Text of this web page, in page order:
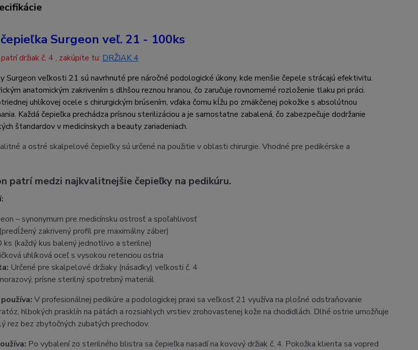
Surgeon veľ. 21 - 100ks
držiak č. 4 , zakúpite tu: DRŽIAK 4
Surgeon veľkosti 21 sú navrhnuté pre náročné podologické úkony, kde menšie čepele strácajú efektivitu.
anatomickým zakrivením s dlhšou reznou hranou, čo zaručuje rovnomerné rozloženie tlaku pri práci.
uhlíkovej ocele s chirurgickým brúsením, vďaka čomu kĺžu po zmäkčenej pokožke s absolútnou
Každá čepieľka prechádza prísnou sterilizáciou a je samostatne zabalená, čo zabezpečuje dodržanie
štandardov v medicínskych a beauty zariadeniach.
a ostré skalpelové čepieľky sú určené na použitie v oblasti chirurgie. Vhodné pre pedikérske a
patrí medzi najkvalitnejšie čepieľky na pedikúru.
– synonymum pre medicínsku ostrosť a spoľahlivosť
zakrivený profil pre maximálny záber)
ks (každý kus balený jednotlivo a sterilne)
uhlíková oceľ s vysokou retenciou ostria
Určené pre skalpelové držiaky (násadky) veľkosti č. 4
prísne sterilný spotrebný materiál
V profesionálnej pedikúre a podologickej praxi sa veľkosť 21 využíva na plošné odstraňovanie
hlbokých prasklín na pätách a rozsiahlych vrstiev zrohovastenej kože na chodidlách. Dlhé ostrie umožňuje
rez bez zbytočných zubatých prechodov.
Po vybalení zo sterilného blistra sa čepieľka nasadí na kovový držiak č. 4. Pokožka klienta sa vopred